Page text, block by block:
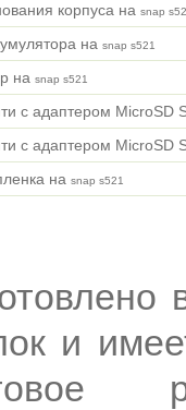
корпуса на snap
на snap s521
на snap s521
с адаптером MicroSD
с адаптером MicroSD
на snap s521
и